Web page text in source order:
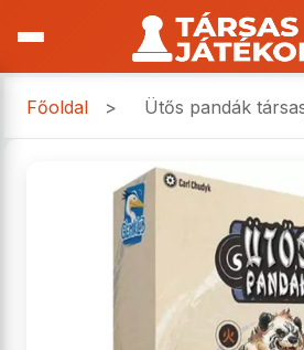
Főoldal > Ütős pandák